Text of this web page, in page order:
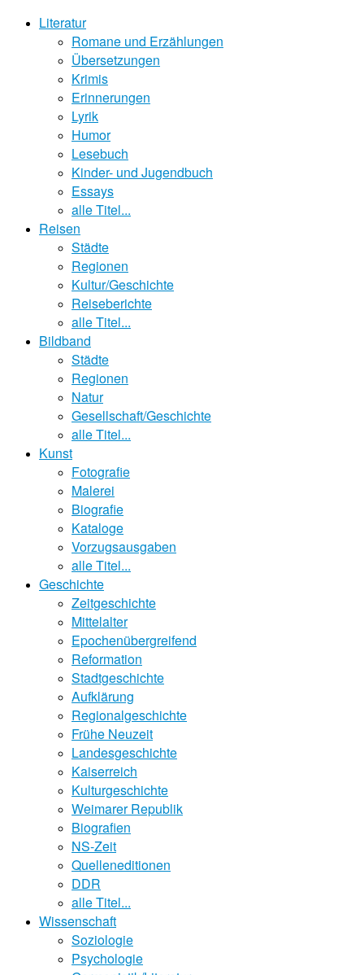
Literatur
Romane und Erzählungen
Übersetzungen
Krimis
Erinnerungen
Lyrik
Humor
Lesebuch
Kinder- und Jugendbuch
Essays
alle Titel...
Reisen
Städte
Regionen
Kultur/Geschichte
Reiseberichte
alle Titel...
Bildband
Städte
Regionen
Natur
Gesellschaft/Geschichte
alle Titel...
Kunst
Fotografie
Malerei
Biografie
Kataloge
Vorzugsausgaben
alle Titel...
Geschichte
Zeitgeschichte
Mittelalter
Epochenübergreifend
Reformation
Stadtgeschichte
Aufklärung
Regionalgeschichte
Frühe Neuzeit
Landesgeschichte
Kaiserreich
Kulturgeschichte
Weimarer Republik
Biografien
NS-Zeit
Quelleneditionen
DDR
alle Titel...
Wissenschaft
Soziologie
Psychologie